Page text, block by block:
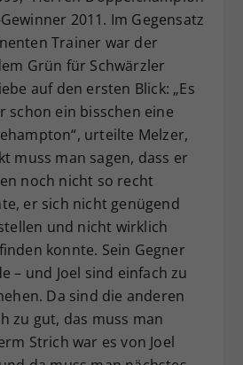
2011. Im Gegensatz
Trainer war der
Grün für Schwärzler
auf den ersten Blick: „Es
schon ein bisschen eine
urteilte Melzer,
muss man sagen, dass er
noch nicht so recht
er sich nicht genügend
und nicht wirklich
konnte. Sein Gegner
– und Joel sind einfach zu
Da sind die anderen
zu gut, das muss man
Strich war es von Joel